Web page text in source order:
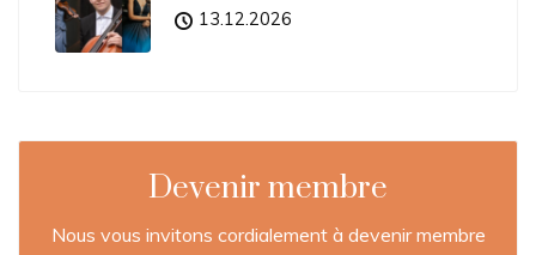
13.12.2026
Devenir membre
Nous vous invitons cordialement à devenir membre